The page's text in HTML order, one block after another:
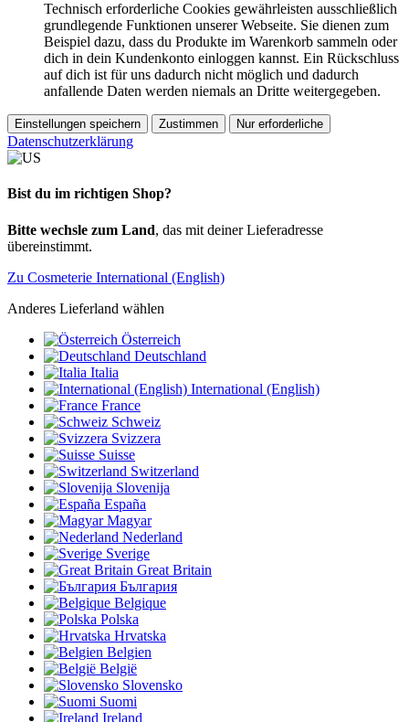
Technisch erforderliche Cookies gewährleisten ausschließlich
grundlegende Funktionen unserer Webseite. Sie dienen zum
Beispiel dazu, dass du Produkte im Warenkorb sammeln oder
dich in dein Kundenkonto einloggen kannst. Ein Rückschluss
auf dich ist für uns dadurch nicht möglich und dadurch
anfallende Daten werden niemals an Dritte weitergegeben.
Einstellungen speichern Zustimmen Nur erforderliche
Datenschutzerklärung
Bist du im richtigen Shop?
Bitte wechsle zum Land, das mit deiner Lieferadresse
übereinstimmt.
Zu Cosmeterie International (English)
Anderes Lieferland wählen
Österreich
Deutschland
Italia
International (English)
France
Schweiz
Svizzera
Suisse
Switzerland
Slovenija
España
Magyar
Nederland
Sverige
Great Britain
България
Belgique
Polska
Hrvatska
Belgien
België
Slovensko
Suomi
Ireland